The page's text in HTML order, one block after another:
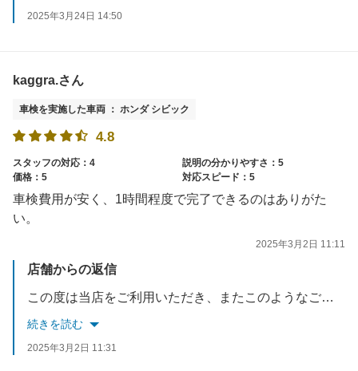
2025年3月24日 14:50
kaggra.さん
車検を実施した車両 ： ホンダ シビック
4.8
スタッフの対応：4
説明の分かりやすさ：5
価格：5
対応スピード：5
車検費用が安く、1時間程度で完了できるのはありがた
い。
2025年3月2日 11:11
店舗からの返信
この度は当店をご利用いただき、またこのようなご評価いただきまして誠にありがとうございます。ご期待に応えられますよう、日々更なる努力してまいります。車検以外にエンジンオイル交換等のメニューもございますので、今後も是非ご利用くださいませ。どうぞよろしくお願いいたします。
続きを読む
2025年3月2日 11:31